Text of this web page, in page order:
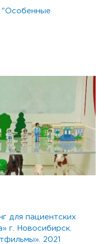
"Особенные
для пациентских
г. Новосибирск.
2021